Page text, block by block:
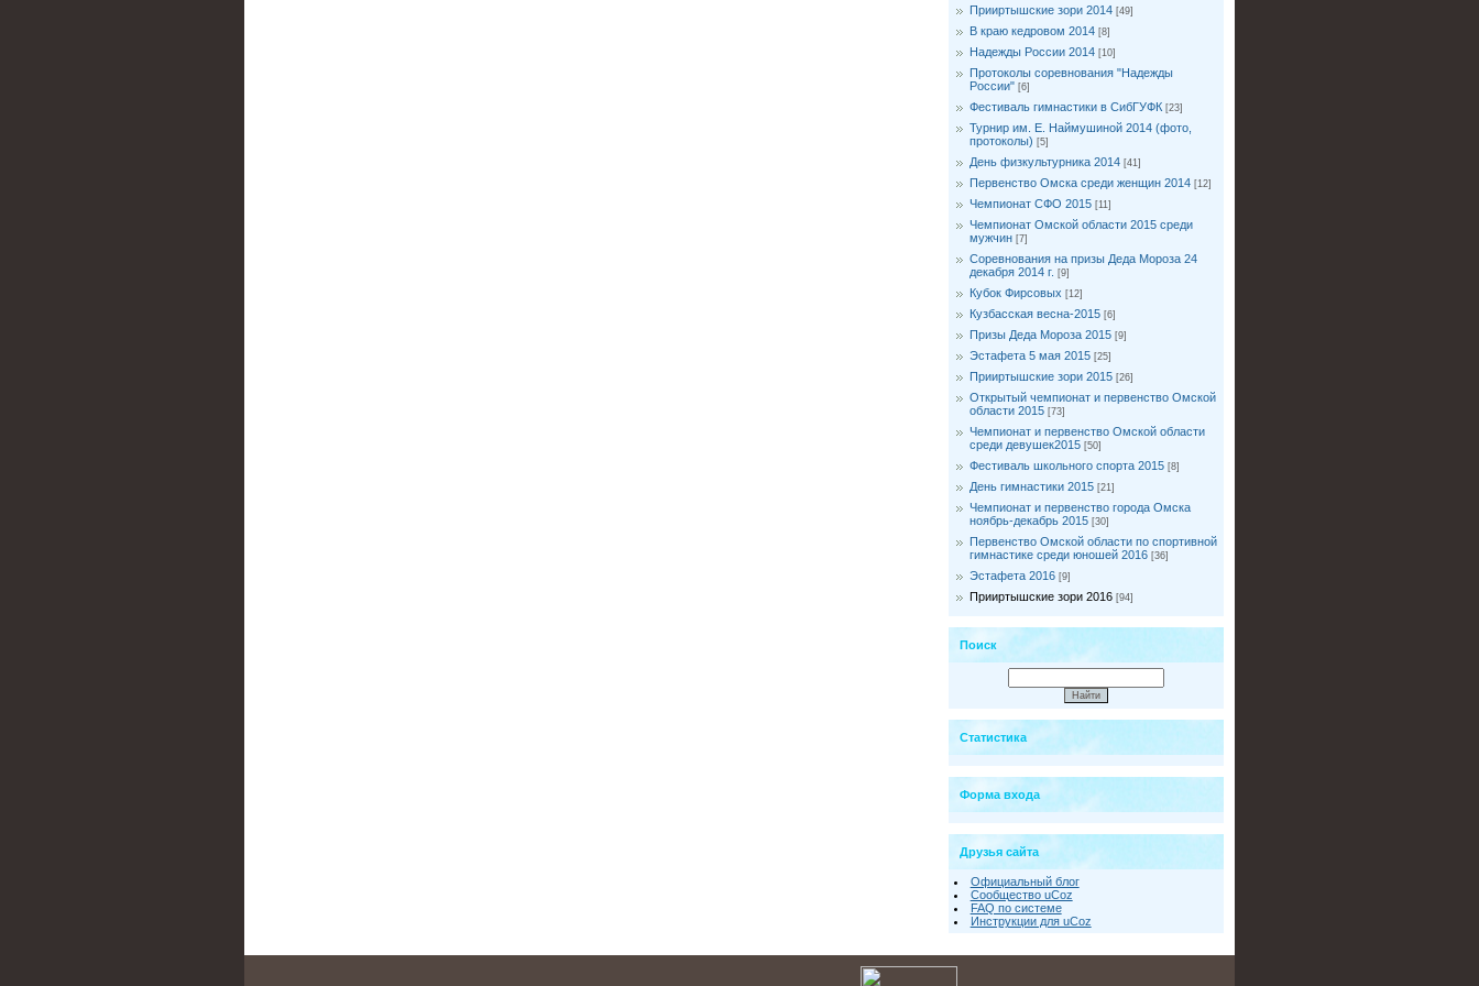
Прииртышские зори 2014 [49]
В краю кедровом 2014 [8]
Надежды России 2014 [10]
Протоколы соревнования "Надежды
России" [6]
Фестиваль гимнастики в СибГУФК [23]
Турнир им. Е. Наймушиной 2014 (фото,
протоколы) [5]
День физкультурника 2014 [41]
Первенство Омска среди женщин 2014 [12]
Чемпионат СФО 2015 [11]
Чемпионат Омской области 2015 среди
мужчин [7]
Соревнования на призы Деда Мороза 24
декабря 2014 г. [9]
Кубок Фирсовых [12]
Кузбасская весна-2015 [6]
Призы Деда Мороза 2015 [9]
Эстафета 5 мая 2015 [25]
Прииртышские зори 2015 [26]
Открытый чемпионат и первенство Омской
области 2015 [73]
Чемпионат и первенство Омской области
среди девушек2015 [50]
Фестиваль школьного спорта 2015 [8]
День гимнастики 2015 [21]
Чемпионат и первенство города Омска
ноябрь-декабрь 2015 [30]
Первенство Омской области по спортивной
гимнастике среди юношей 2016 [36]
Эстафета 2016 [9]
Прииртышские зори 2016 [94]
Поиск
Статистика
Форма входа
Друзья сайта
Официальный блог
Сообщество uCoz
FAQ по системе
Инструкции для uCoz